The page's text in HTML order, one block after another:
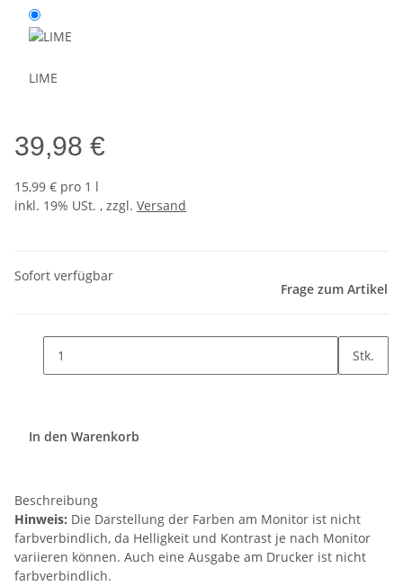
LIME
39,98 €
15,99 € pro 1 l
inkl. 19% USt. , zzgl. Versand
Sofort verfügbar
Frage zum Artikel
Stk.
In den Warenkorb
Beschreibung
Hinweis: Die Darstellung der Farben am Monitor ist nicht
farbverbindlich, da Helligkeit und Kontrast je nach Monitor
variieren können. Auch eine Ausgabe am Drucker ist nicht
farbverbindlich.